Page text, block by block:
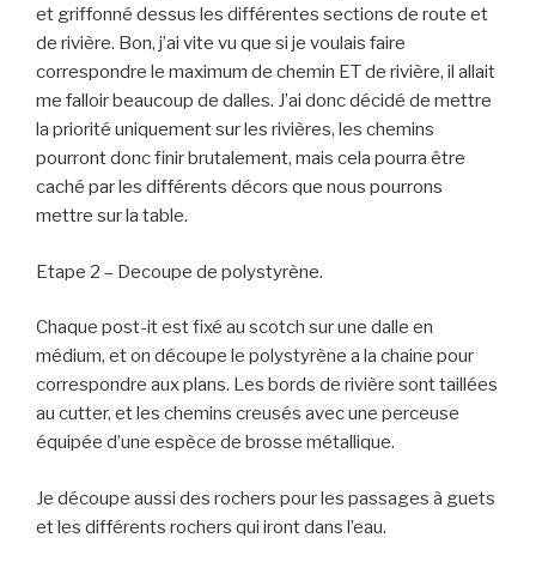
et griffonné dessus les différentes sections de route et
de rivière. Bon, j’ai vite vu que si je voulais faire
correspondre le maximum de chemin ET de rivière, il allait
me falloir beaucoup de dalles. J’ai donc décidé de mettre
la priorité uniquement sur les rivières, les chemins
pourront donc finir brutalement, mais cela pourra être
caché par les différents décors que nous pourrons
mettre sur la table.
Etape 2 – Decoupe de polystyrène.
Chaque post-it est fixé au scotch sur une dalle en
médium, et on découpe le polystyrène a la chaine pour
correspondre aux plans. Les bords de rivière sont taillées
au cutter, et les chemins creusés avec une perceuse
équipée d’une espèce de brosse métallique.
Je découpe aussi des rochers pour les passages à guets
et les différents rochers qui iront dans l’eau.